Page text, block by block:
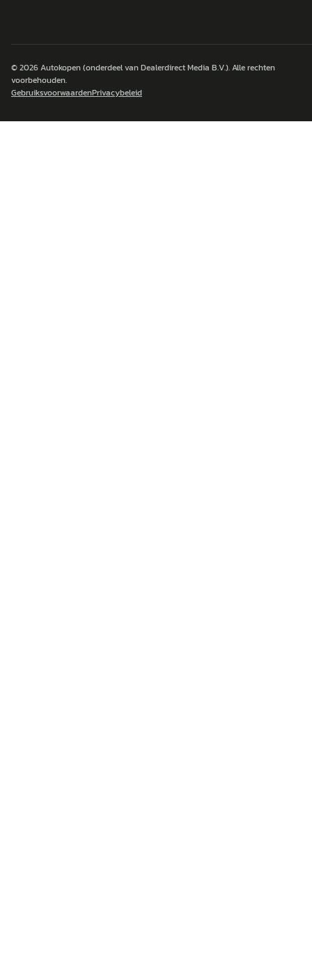
© 2026Autokopen(onderdeel van Dealerdirect Media B.V.). Alle rechten
voorbehouden.
GebruiksvoorwaardenPrivacybeleid